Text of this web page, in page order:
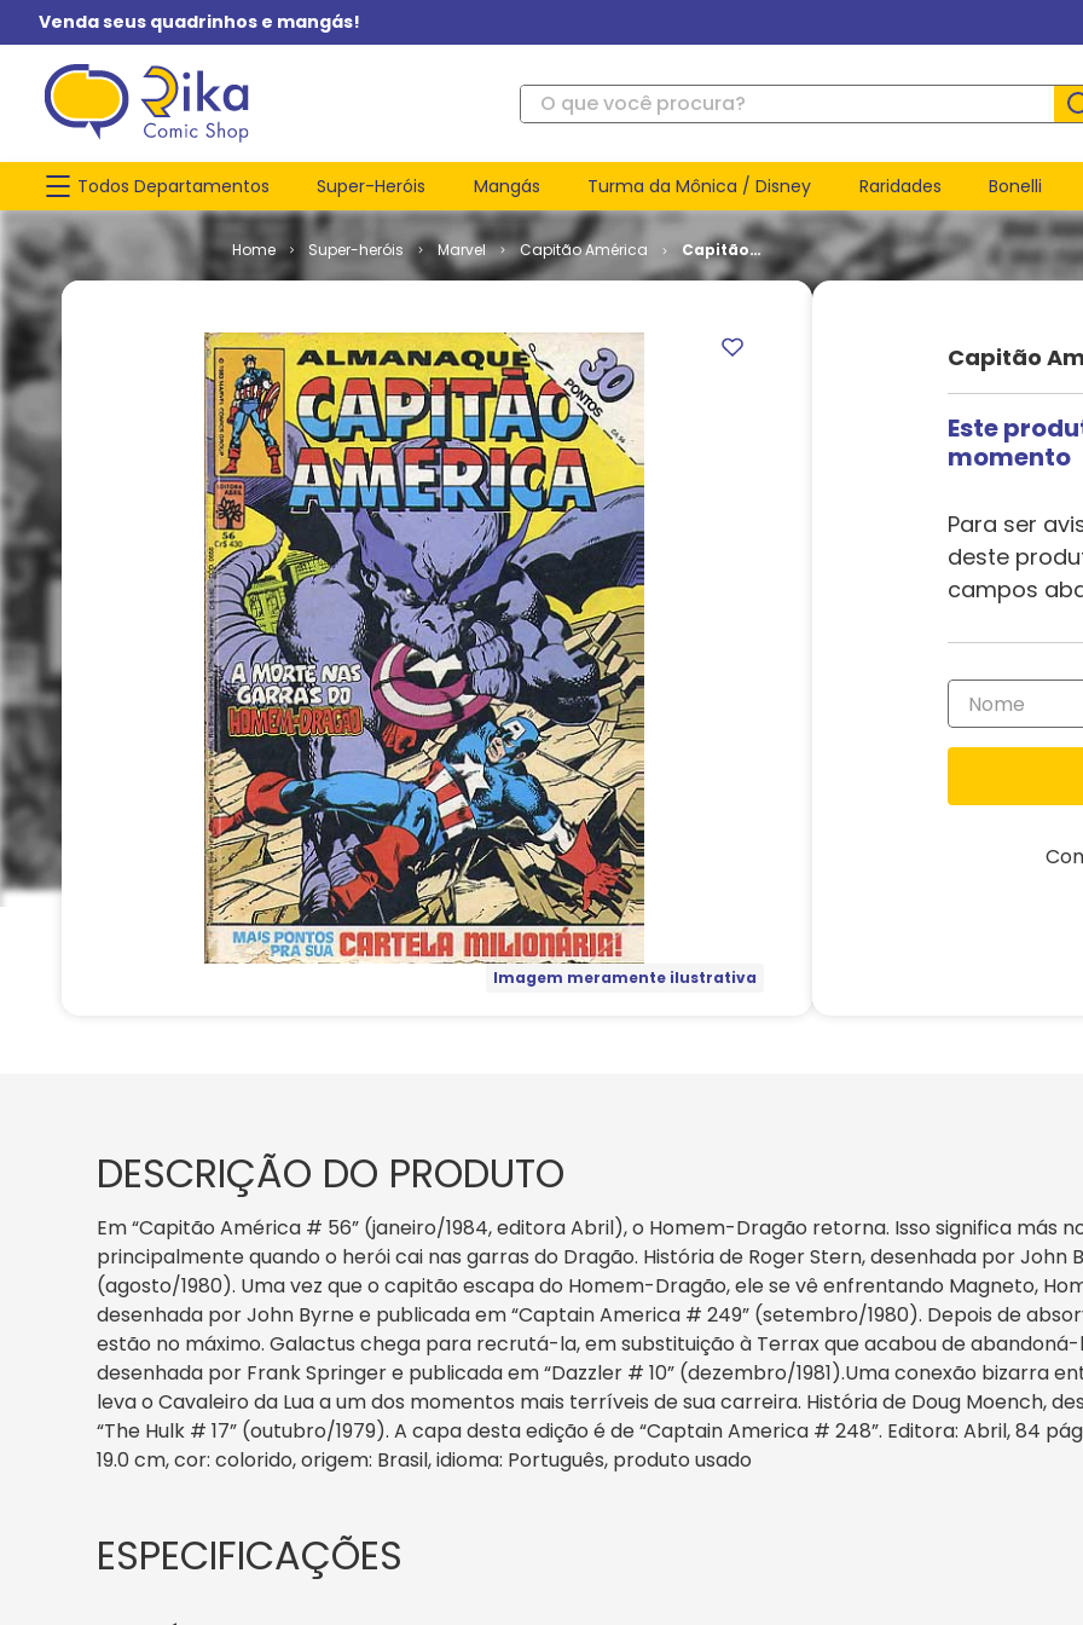
Venda seus quadrinhos e mangás!
O que você procura?
Todos Departamentos Super-Heróis Mangás Turma da Mônica / Disney Raridades Bonelli
Super-heróis Marvel Capitão América
Capitão
América #
Imagem meramente ilustrativa
Capitão
Este
momento
Para ser
deste
campos
DESCRIÇÃO DO PRODUTO
Em “Capitão América # 56” (janeiro/1984, editora Abril), o Homem-Dragão retorna. Isso significa más
principalmente quando o herói cai nas garras do Dragão. História de Roger Stern, desenhada por
(agosto/1980). Uma vez que o capitão escapa do Homem-Dragão, ele se vê enfrentando Magneto,
desenhada por John Byrne e publicada em “Captain America # 249” (setembro/1980). Depois de
estão no máximo. Galactus chega para recrutá-la, em substituição à Terrax que acabou de
desenhada por Frank Springer e publicada em “Dazzler # 10” (dezembro/1981).Uma conexão bizarra
leva o Cavaleiro da Lua a um dos momentos mais terríveis de sua carreira. História de Doug Moench,
“The Hulk # 17” (outubro/1979). A capa desta edição é de “Captain America # 248”. Editora: Abril, 84
19.0 cm, cor: colorido, origem: Brasil, idioma: Português, produto usado